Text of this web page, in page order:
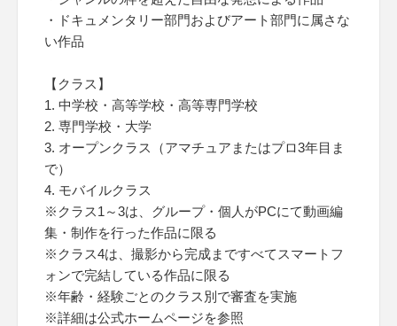
・ドキュメンタリー部門およびアート部門に属さな
い作品
【クラス】
1. 中学校・高等学校・高等専門学校
2. 専門学校・大学
3. オープンクラス（アマチュアまたはプロ3年目ま
で）
4. モバイルクラス
※クラス1～3は、グループ・個人がPCにて動画編
集・制作を行った作品に限る
※クラス4は、撮影から完成まですべてスマートフ
ォンで完結している作品に限る
※年齢・経験ごとのクラス別で審査を実施
※詳細は公式ホームページを参照